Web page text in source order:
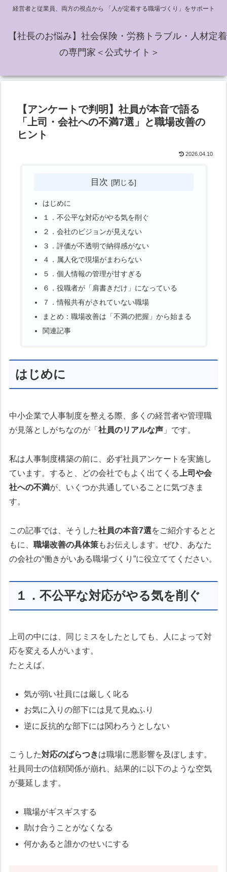
経営者と従業員、両方の視点から 「人が定着する職場づくり」をサポート
【社長のお悩み】社会保険・労務トラブル・人材定着
の専門家＜公式サイト＞
【アンケートで判明】社員が本音で語る
「上司・会社への不満7選」と職場改善の
ヒント
2026.04.10
目次
はじめに
１．不公平な対応がやる気を削ぐ
２．会社のビジョンが見えない
３．評価が不透明で納得感がない
４．属人化で現場がまわらない
５．個人情報の管理が甘すぎる
６．役職者が「肩書きだけ」になっている
７．情報共有がされていない職場
まとめ：職場改善は「不満の把握」から始まる
関連記事
はじめに
中小企業で人事制度を整える際、多くの経営者や管理職
が見落としがちなのが「社員のリアルな声 」です。
私は人事制度構築の前に、必ず社員アンケートを実施し
ています。すると、どの会社でもよく出てくる
上司や会
社への不満が、いくつか共通していることに気づきま
す。
この記事では、そうした社員の本音7選をご紹介するとと
もに、職場改善の具体策もお伝えします。ぜひ、あなた
の会社の“働きがいある職場づくり”に役立ててください。
１．不公平な対応がやる気を削ぐ
上司の中には、同じミスをしたとしても、人によって対
応を変える人がいます。
たとえば、
気が弱い社員には厳しく叱る
お気に入りの部下には見て見ぬふり
逆に反抗的な部下には関わろうとしない
こうした対応のばらつきは職場に悪影響を及ぼします。
社員同士の信頼関係が崩れ、結果的に以下のような空気
が蔓延します。
職場がギスギスする
助け合うことがなくなる
何かあると誰かのせいにする